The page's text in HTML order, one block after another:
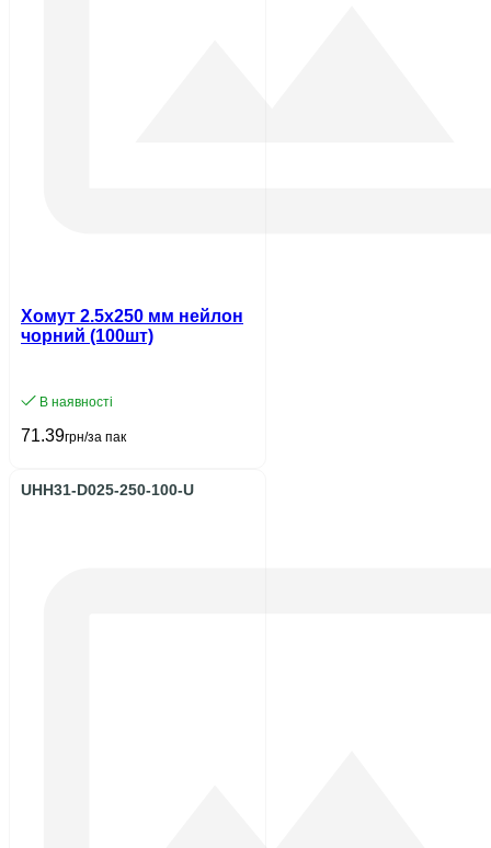
Хомут 2.5х250 мм нейлон
чорний (100шт)
В наявності
71.39грн/за пак
UHH31-D025-250-100-U